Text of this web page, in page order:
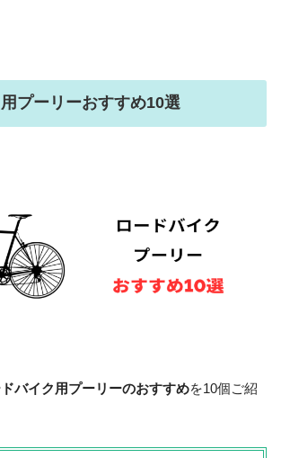
プーリーおすすめ10選
バイク用プーリーのおすすめを10個ご紹